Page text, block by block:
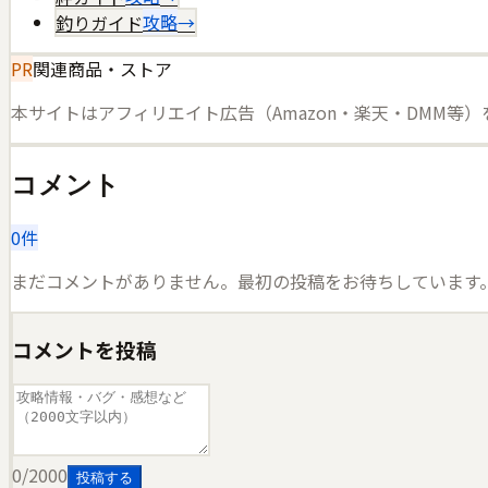
釣りガイド攻略→
PR関連商品・ストア
本サイトはアフィリエイト広告（Amazon・楽天・DMM等）
コメント
0件
まだコメントがありません。最初の投稿をお待ちしています。
コメントを投稿
0/2000 投稿する